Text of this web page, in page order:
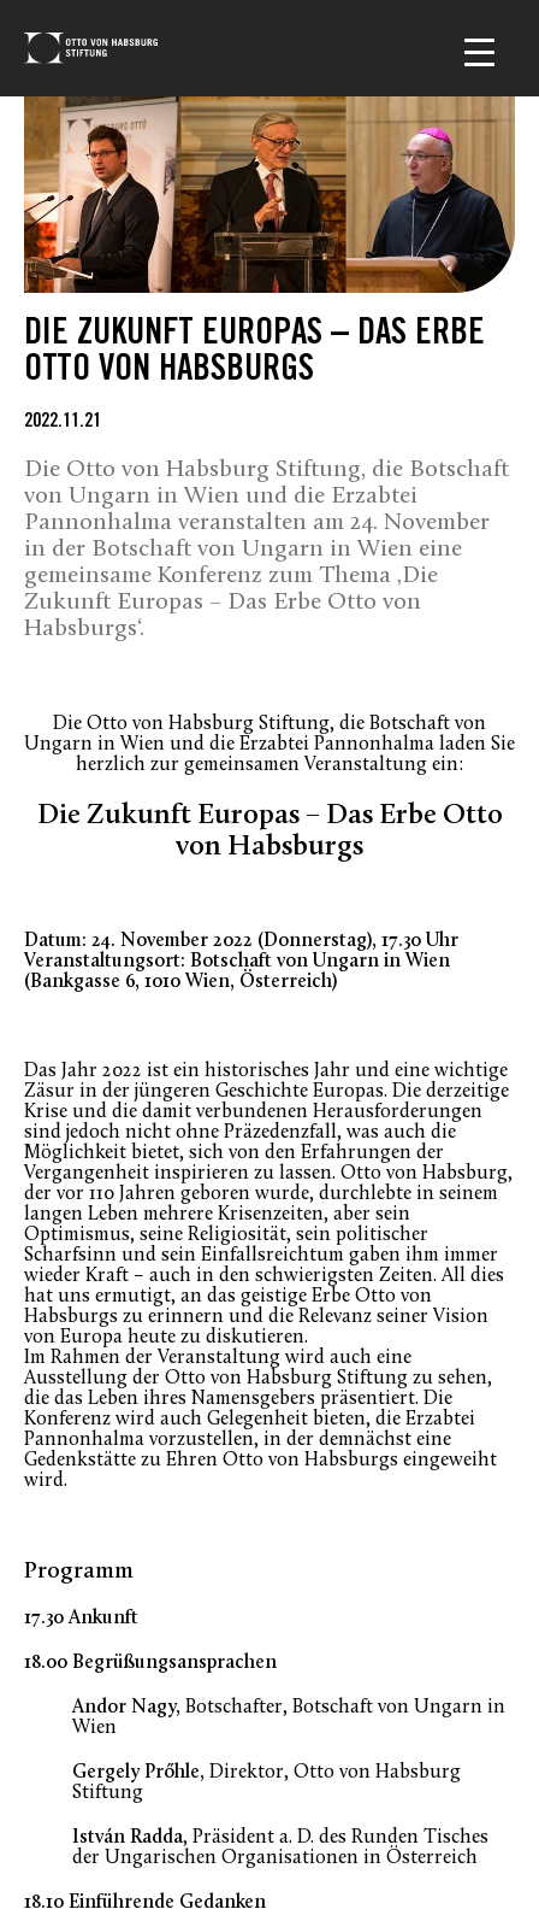
DIE ZUKUNFT EUROPAS – DAS ERBE
OTTO VON HABSBURGS
2022.11.21
Die Otto von Habsburg Stiftung, die Botschaft
von Ungarn in Wien und die Erzabtei
Pannonhalma veranstalten am 24. November
in der Botschaft von Ungarn in Wien eine
gemeinsame Konferenz zum Thema ‚Die
Zukunft Europas – Das Erbe Otto von
Habsburgs‘.
Die Otto von Habsburg Stiftung, die Botschaft von
Ungarn in Wien und die Erzabtei Pannonhalma laden Sie
herzlich zur gemeinsamen Veranstaltung ein:
Die Zukunft Europas – Das Erbe Otto
von Habsburgs
Datum: 24. November 2022 (Donnerstag), 17.30 Uhr
Veranstaltungsort: Botschaft von Ungarn in Wien
(Bankgasse 6, 1010 Wien, Österreich)
Das Jahr 2022 ist ein historisches Jahr und eine wichtige
Zäsur in der jüngeren Geschichte Europas. Die derzeitige
Krise und die damit verbundenen Herausforderungen
sind jedoch nicht ohne Präzedenzfall, was auch die
Möglichkeit bietet, sich von den Erfahrungen der
Vergangenheit inspirieren zu lassen. Otto von Habsburg,
der vor 110 Jahren geboren wurde, durchlebte in seinem
langen Leben mehrere Krisenzeiten, aber sein
Optimismus, seine Religiosität, sein politischer
Scharfsinn und sein Einfallsreichtum gaben ihm immer
wieder Kraft – auch in den schwierigsten Zeiten. All dies
hat uns ermutigt, an das geistige Erbe Otto von
Habsburgs zu erinnern und die Relevanz seiner Vision
von Europa heute zu diskutieren.
Im Rahmen der Veranstaltung wird auch eine
Ausstellung der Otto von Habsburg Stiftung zu sehen,
die das Leben ihres Namensgebers präsentiert. Die
Konferenz wird auch Gelegenheit bieten, die Erzabtei
Pannonhalma vorzustellen, in der demnächst eine
Gedenkstätte zu Ehren Otto von Habsburgs eingeweiht
wird.
Programm
17.30 Ankunft
18.00 Begrüßungsansprachen
Andor Nagy, Botschafter, Botschaft von Ungarn in
Wien
Gergely Prőhle, Direktor, Otto von Habsburg
Stiftung
István Radda, Präsident a. D. des Runden Tisches
der Ungarischen Organisationen in Österreich
18.10 Einführende Gedanken